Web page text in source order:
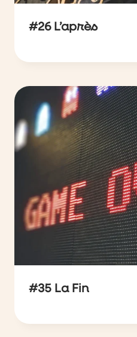
#26 L’après
#35 La Fin